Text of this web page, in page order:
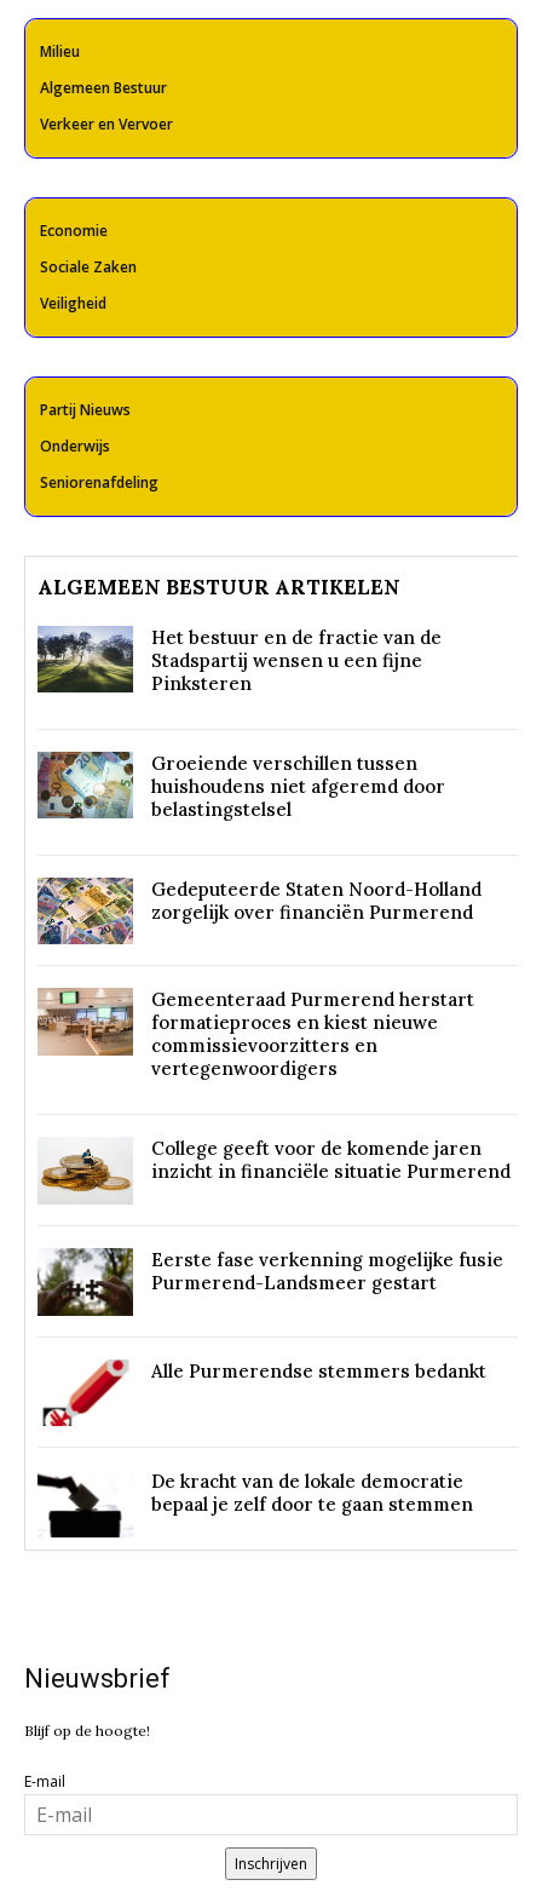
Milieu
Algemeen Bestuur
Verkeer en Vervoer
Economie
Sociale Zaken
Veiligheid
Partij Nieuws
Onderwijs
Seniorenafdeling
ALGEMEEN BESTUUR ARTIKELEN
Het bestuur en de fractie van de
Stadspartij wensen u een fijne
Pinksteren
Groeiende verschillen tussen
huishoudens niet afgeremd door
belastingstelsel
Gedeputeerde Staten Noord-Holland
zorgelijk over financiën Purmerend
Gemeenteraad Purmerend herstart
formatieproces en kiest nieuwe
commissievoorzitters en
vertegenwoordigers
College geeft voor de komende jaren
inzicht in financiële situatie Purmerend
Eerste fase verkenning mogelijke fusie
Purmerend-Landsmeer gestart
Alle Purmerendse stemmers bedankt
De kracht van de lokale democratie
bepaal je zelf door te gaan stemmen
Nieuwsbrief
Blijf op de hoogte!
E-mail
Inschrijven